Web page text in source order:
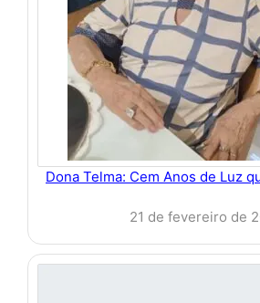
Dona Telma: Cem Anos de Luz
21 de fevereiro de